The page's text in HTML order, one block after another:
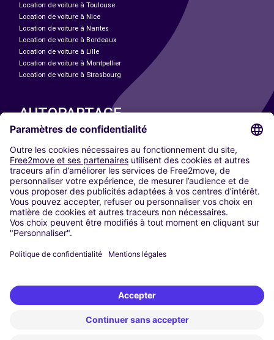
Location de voiture à Toulouse
Location de voiture à Nice
Location de voiture à Nantes
Location de voiture à Bordeaux
Location de voiture à Lille
Location de voiture à Montpellier
Location de voiture à Strasbourg
AUTOPARTAGE
Paris
Madrid
Washington DC
Milan
Rome
Turin
Vienne
Berlin
Düsseldorf